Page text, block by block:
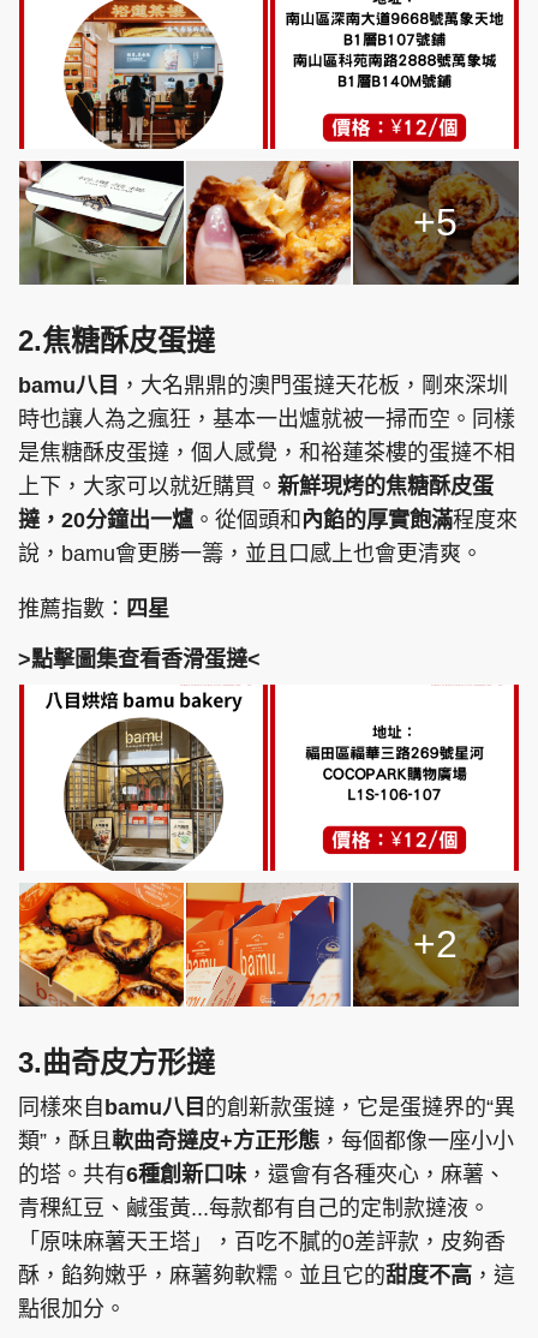
+5
2.焦糖酥皮蛋撻
bamu八目 ，大名鼎鼎的澳門蛋撻天花板，剛來深圳
時也讓人為之瘋狂，基本一出爐就被一掃而空。同樣
是焦糖酥皮蛋撻，個人感覺，和裕蓮茶樓的蛋撻不相
上下，大家可以就近購買。 新鮮現烤的焦糖酥皮蛋
撻，20分鐘出一爐 。從個頭和 內餡的厚實飽滿程度來
說，bamu會更勝一籌，並且口感上也會更清爽。
推薦指數： 四星
>點擊圖集查看香滑蛋撻<
+2
3.曲奇皮方形撻
同樣來自bamu八目 的創新款蛋撻，它是蛋撻界的“異
類”，酥且 軟曲奇撻皮+方正形態 ，每個都像一座小小
的塔。共有6種創新口味 ，還會有各種夾心，麻薯、
青稞紅豆、鹹蛋黃...每款都有自己的定制款撻液。
「原味麻薯天王塔」，百吃不膩的0差評款，皮夠香
酥，餡夠嫩乎，麻薯夠軟糯。並且它的甜度不高 ，這
點很加分。